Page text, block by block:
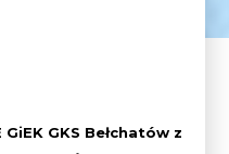
GKS Bełchatów z